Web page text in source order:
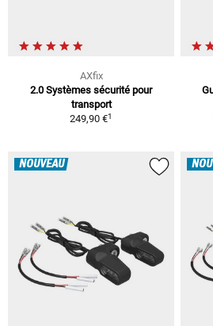
AXfix
2.0 Systèmes sécurité pour
transport
249,90 €1
NOUVEAU